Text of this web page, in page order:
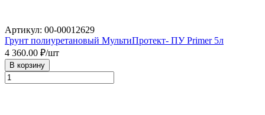
Артикул: 00-00012629
Грунт полиуретановый МультиПротект- ПУ Primer 5л
4 360.00 ₽/шт
В корзину